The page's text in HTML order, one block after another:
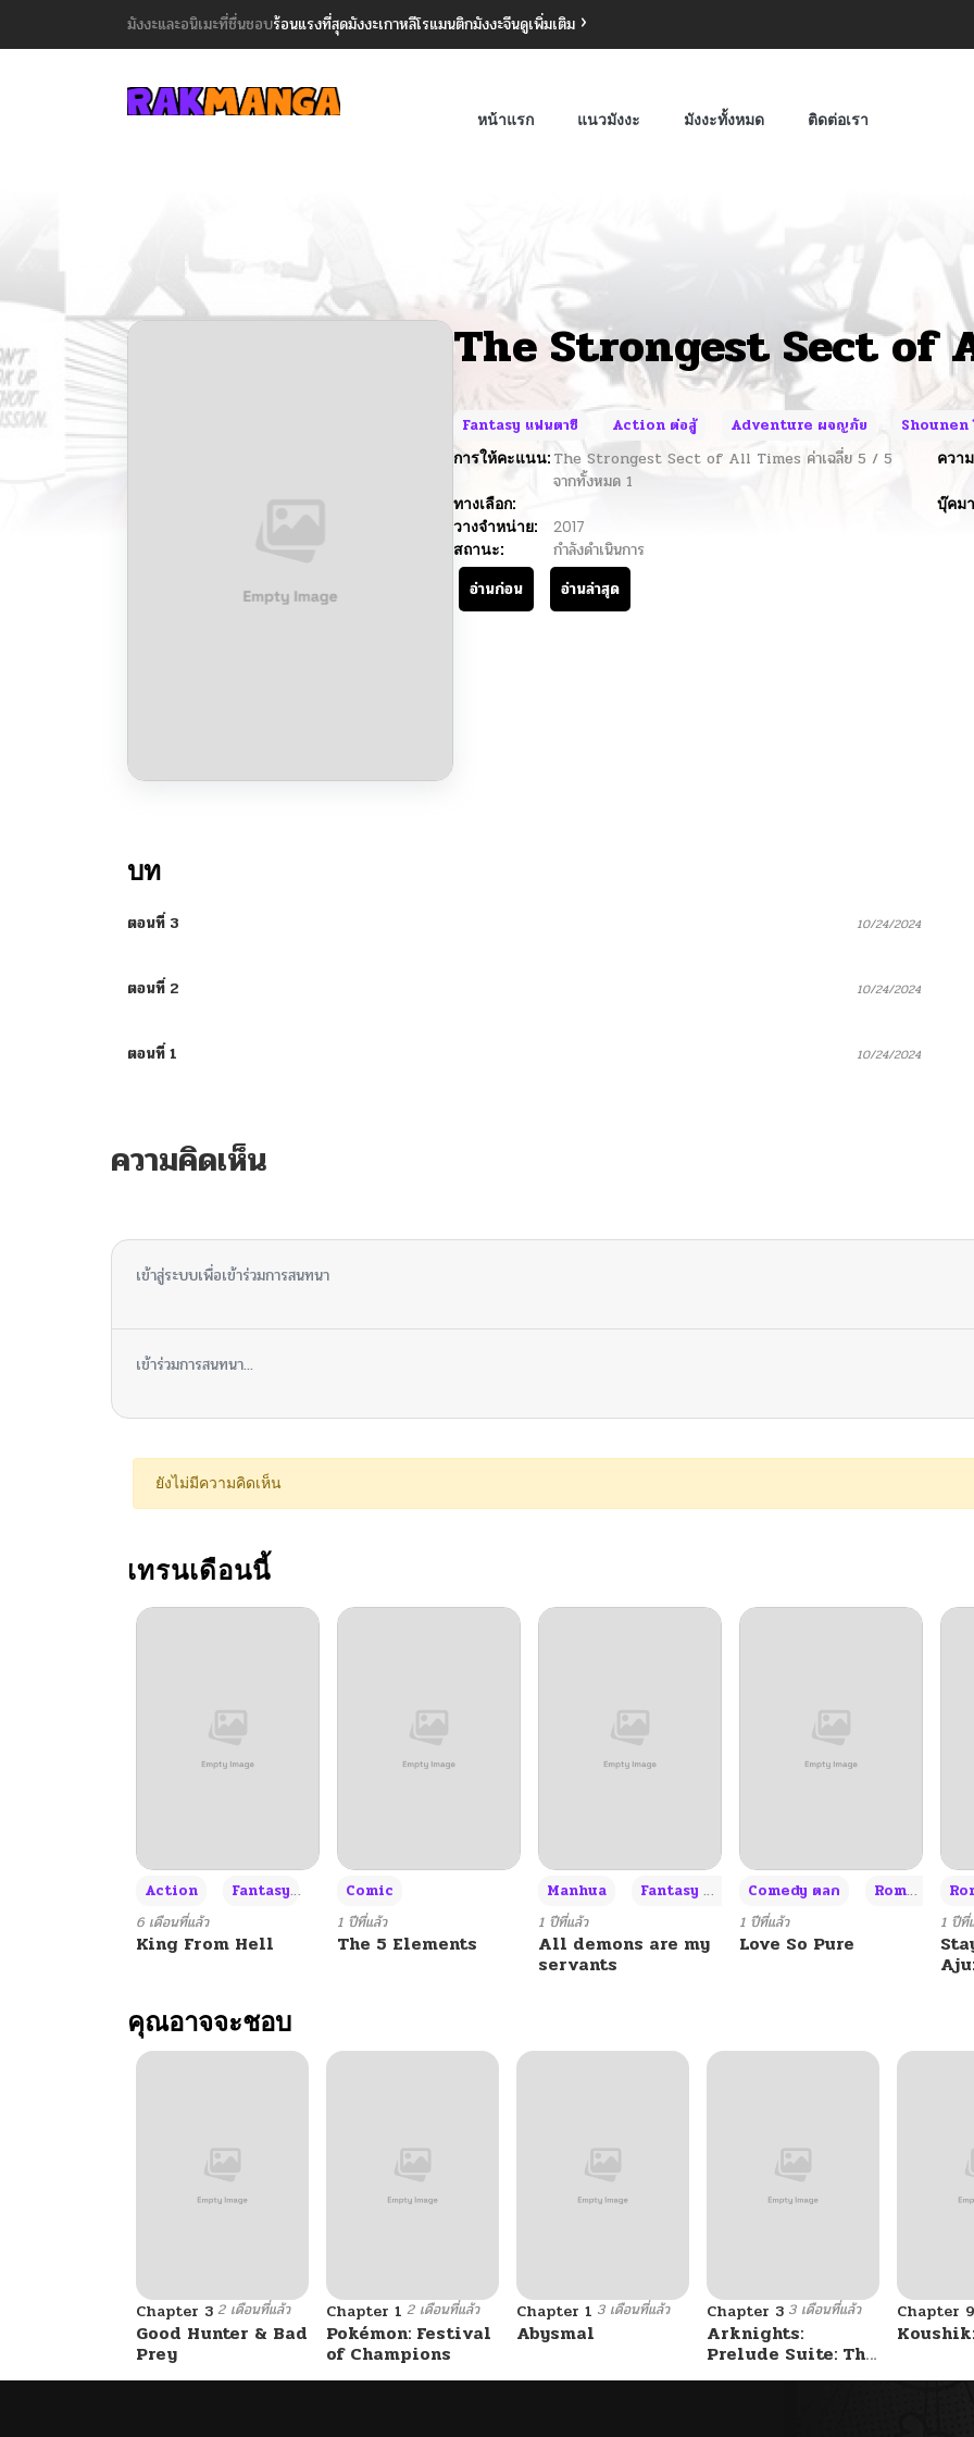
มังงะและอนิเมะที่ชื่นชอบร้อนแรงที่สุดมังงะเกาหลีโรแมนติกมังงะจีนดูเพิ่มเติม
หน้าแรก แนวมังงะ มังงะทั้งหมด ติดต่อเรา
The Strongest Sect of
Fantasy แฟนตาซี Action ต่อสู้ Adventure ผจญภัย
Shounen
การให้คะแนน: The Strongest Sect of All Times ค่าเฉลี่ย 5 / 5
จากทั้งหมด 1
ควา
ทางเลือก:
บุ๊คม
วางจำหน่าย:
2017
สถานะ:
กำลังดำเนินการ
อ่านก่อน
อ่านล่าสุด
บท
ตอนที่ 3 10/24/2024
ตอนที่ 2 10/24/2024
ตอนที่ 1 10/24/2024
ความคิดเห็น
เข้าสู่ระบบเพื่อเข้าร่วมการสนทนา
เข้าร่วมการสนทนา...
ยังไม่มีความคิดเห็น
เทรนเดือนนี้
Action Fantasy
6 เดือนที่แล้ว
King From Hell
Comic
1 ปีที่แล้ว
The 5 Elements
Manhua Fantasy แฟนตาซี +3
1 ปีที่แล้ว
All demons are my
servants
Comedy ตลก
Romance โรแมนซ์
1 ปีที่แล้ว
Love So Pure
1 ปีที่
คุณอาจจะชอบ
Chapter 3 2 เดือนที่แล้ว
Good Hunter & Bad
Prey
Chapter 1 2 เดือนที่แล้ว
Pokémon: Festival
of Champions
Chapter 1 3 เดือนที่แล้ว
Abysmal
Chapter 3 3 เดือนที่แล้ว
Arknights:
Prelude Suite: The
Lone Walker
Chapter 9